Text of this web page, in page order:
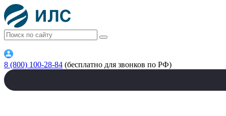
8 (800) 100-28-84 (бесплатно для звонков по РФ)